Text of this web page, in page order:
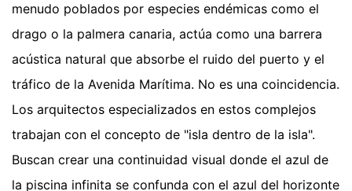
menudo poblados por especies endémicas como el
drago o la palmera canaria, actúa como una barrera
acústica natural que absorbe el ruido del puerto y el
tráfico de la Avenida Marítima. No es una coincidencia.
Los arquitectos especializados en estos complejos
trabajan con el concepto de "isla dentro de la isla".
Buscan crear una continuidad visual donde el azul de
la piscina infinita se confunda con el azul del horizonte